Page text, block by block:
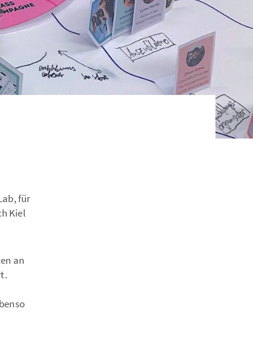
für
Kiel
an